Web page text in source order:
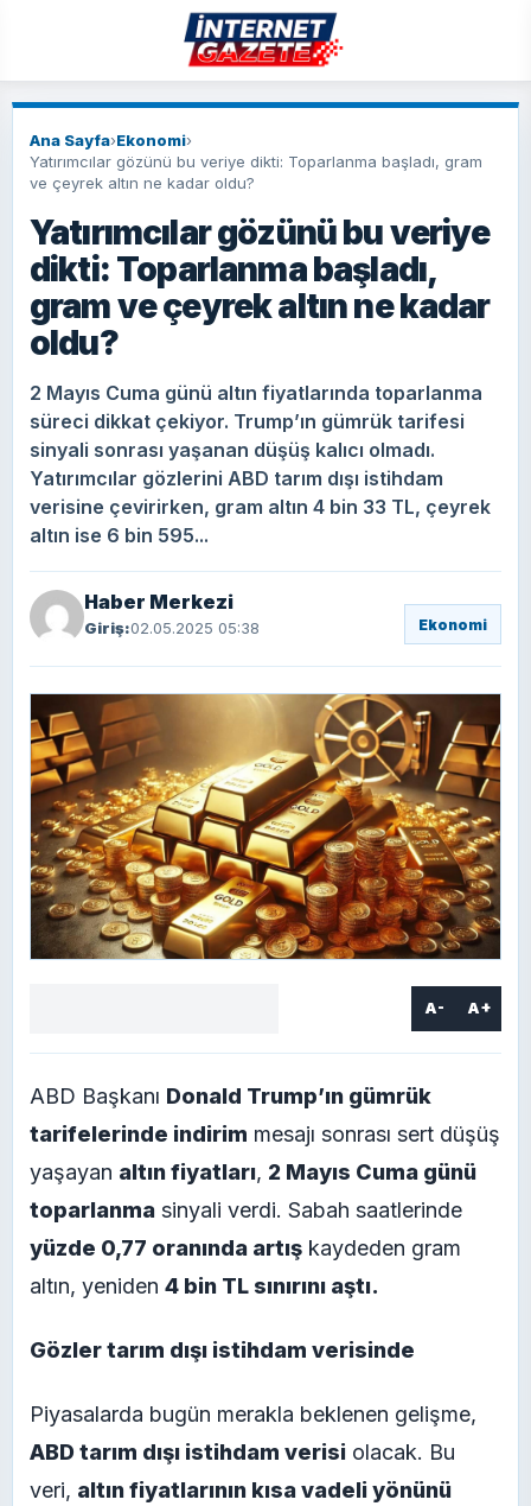
Ana Sayfa›Ekonomi›
Yatırımcılar gözünü bu veriye dikti: Toparlanma başladı, gram
ve çeyrek altın ne kadar oldu?
Yatırımcılar gözünü bu veriye
dikti: Toparlanma başladı,
gram ve çeyrek altın ne kadar
oldu?
2 Mayıs Cuma günü altın fiyatlarında toparlanma
süreci dikkat çekiyor. Trump’ın gümrük tarifesi
sinyali sonrası yaşanan düşüş kalıcı olmadı.
Yatırımcılar gözlerini ABD tarım dışı istihdam
verisine çevirirken, gram altın 4 bin 33 TL, çeyrek
altın ise 6 bin 595...
Haber Merkezi
Giriş:02.05.2025 05:38 Ekonomi
A- A+
ABD Başkanı Donald Trump’ın gümrük
tarifelerinde indirim mesajı sonrası sert düşüş
yaşayan altın fiyatları, 2 Mayıs Cuma günü
toparlanma sinyali verdi. Sabah saatlerinde
yüzde 0,77 oranında artış kaydeden gram
altın, yeniden 4 bin TL sınırını aştı.
Gözler tarım dışı istihdam verisinde
Piyasalarda bugün merakla beklenen gelişme,
ABD tarım dışı istihdam verisi olacak. Bu
veri, altın fiyatlarının kısa vadeli yönünü